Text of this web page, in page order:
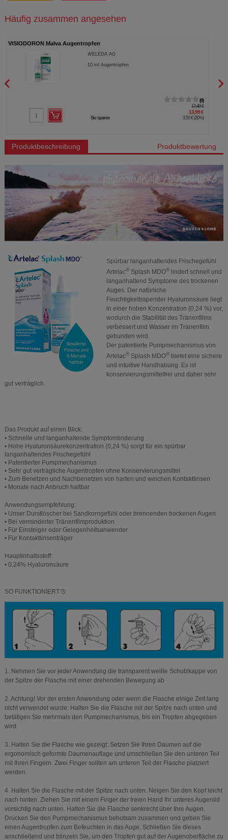
Häufig zusammen angesehen
VISIODORON Malva Augentropfen
WELEDA AG
10ml Augentropfen
0
17,49 €
13,99 €
Sie sparen 3,50 € (20%)
Produktbeschreibung Produktbewertung
Spürbar langanhaltendes Frischegefühl
Artelac®Splash MDO®lindert schnell und
langanhaltend Symptome des trockenen
Auges. Der natürliche
Feuchtigkeitsspender Hyaluronsäure liegt
in einer hohen Konzentration (0,24 %) vor,
wodurch die Stabilität des Tränenfilms
verbessert und Wasser im Tränenfilm
gebunden wird.
Der patentierte Pumpmechanismus von
Artelac®Splash MDO®bietet eine sichere
und intuitive Handhabung. Es ist
konservierungsmittelfrei und daher sehr
gut verträglich.
Das Produkt auf einen Blick:
• Schnelle und langanhaltende Symptomlinderung
• Hohe Hyaluronsäurekonzentration (0,24 %) sorgt für ein spürbar
langanhaltendes Frischegefühl
• Patentierter Pumpmechanismus
• Sehr gut verträgliche Augentropfen ohne Konservierungsmittel
• Zum Benetzen und Nachbenetzen von harten und weichen Kontaktlinsen
• Monate nach Anbruch haltbar
Anwendungsempfehlung:
• Unser Durstlöscher bei Sandkorngefühl oder brennenden trockenen Augen
• Bei verminderter Tränenfilmproduktion
• Für Einsteiger oder Gelegenheitsanwender
• Für Kontaktlinsenträger
Hauptinhaltsstoff:
• 0,24% Hyaluronsäure
SO FUNKTIONIERT‘S:
1. Nehmen Sie vor jeder Anwendung die transparent weiße Schutzkappe von
der Spitze der Flasche mit einer drehenden Bewegung ab
2. Achtung! Vor der ersten Anwendung oder wenn die Flasche einige Zeit lang
nicht verwendet wurde: Halten Sie die Flasche mit der Spitze nach unten und
betätigen Sie mehrmals den Pumpmechanismus, bis ein Tropfen abgegeben
wird.
3. Halten Sie die Flasche wie gezeigt: Setzen Sie Ihren Daumen auf die
ergonomisch geformte Daumenauflage und umschließen Sie den unteren Teil
mit Ihren Fingern. Zwei Finger sollten am unteren Teil der Flasche platziert
werden.
4. Halten Sie die Flasche mit der Spitze nach unten. Neigen Sie den Kopf leicht
nach hinten. Ziehen Sie mit einem Finger der freien Hand Ihr unteres Augenlid
vorsichtig nach unten. Halten Sie die Flasche senkrecht über Ihre Augen.
Drücken Sie den Pumpmechanismus behutsam zusammen und geben Sie
einen Augentropfen zum Befeuchten in das Auge. Schließen Sie dieses
anschließend und blinzeln Sie, um den Tropfen gut auf der Augenoberfläche zu